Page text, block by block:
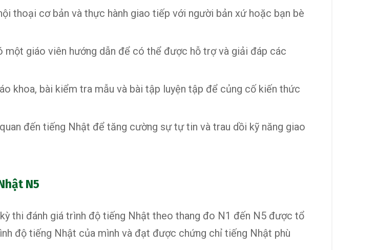
thoại cơ bản và thực hành giao tiếp với người bản xứ hoặc bạn bè
giáo viên hướng dẫn để có thể được hỗ trợ và giải đáp các
khoa, bài kiểm tra mẫu và bài tập luyện tập để củng cố kiến thức
đến tiếng Nhật để tăng cường sự tự tin và trau dồi kỹ năng giao
N5
thi đánh giá trình độ tiếng Nhật theo thang đo N1 đến N5 được tổ
độ tiếng Nhật của mình và đạt được chứng chỉ tiếng Nhật phù